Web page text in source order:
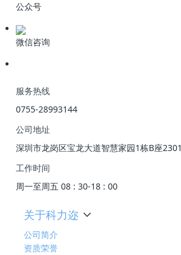
公众号
微信咨询
服务热线
0755-28993144
公司地址
深圳市龙岗区宝龙大道智慧家园1栋B座2301
工作时间
周一至周五 08 : 30-18 : 00
关于科力迩
公司简介
资质荣誉